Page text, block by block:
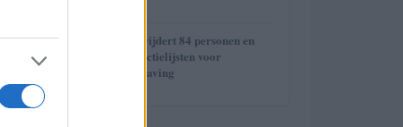
5 US Treasury verwijdert 84 personen en
bedrijven van sanctielijsten voor
efficiëntere handhaving